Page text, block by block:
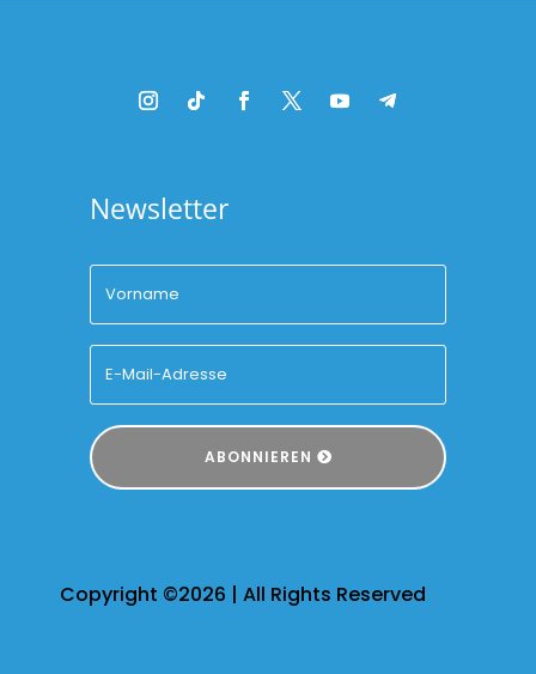
Newsletter
ABONNIEREN
Copyright ©2026 | All Rights Reserved